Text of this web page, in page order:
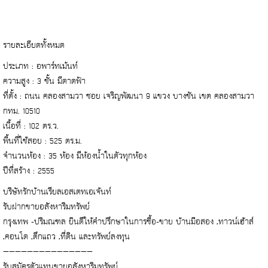
รายละเอียดทั้งหมด
ประเภท : อพาร์ทเม้นท์
ความสูง : 3 ชั้น มีดาดฟ้า
ที่ตั้ง : ถนน คลองสามวา ซอย เจริญพัฒนา 9 แขวง บางชัน เขต คลองสามวา
กทม. 10510
เนื้อที่ : 102 ตร.ว.
พื้นที่ใช้สอย : 525 ตร.ม.
จำนวนห้อง : 35 ห้อง มีห้องน้ำในตัวทุกห้อง
ปีที่สร้าง : 2555
บริษัทรักบ้านเรียลเอสเตทเอเจ้นท์
รับฝากขายอสังหาริมทรัพย์
กรุงเทพ -ปริมณฑล ยินดีให้คำปรึกษาในการซื้อ-ขาย บ้านมือสอง ,ทาวน์เฮ้าส์
,คอนโด ,ตึกแถว ,ที่ดิน และทรัพย์ลงทุน
———————————————